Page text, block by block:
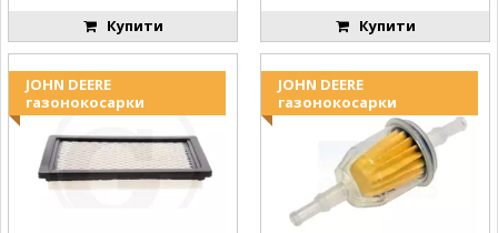
Купити Купити
JOHN DEERE
газонокосарки
JOHN DEERE
газонокосарки